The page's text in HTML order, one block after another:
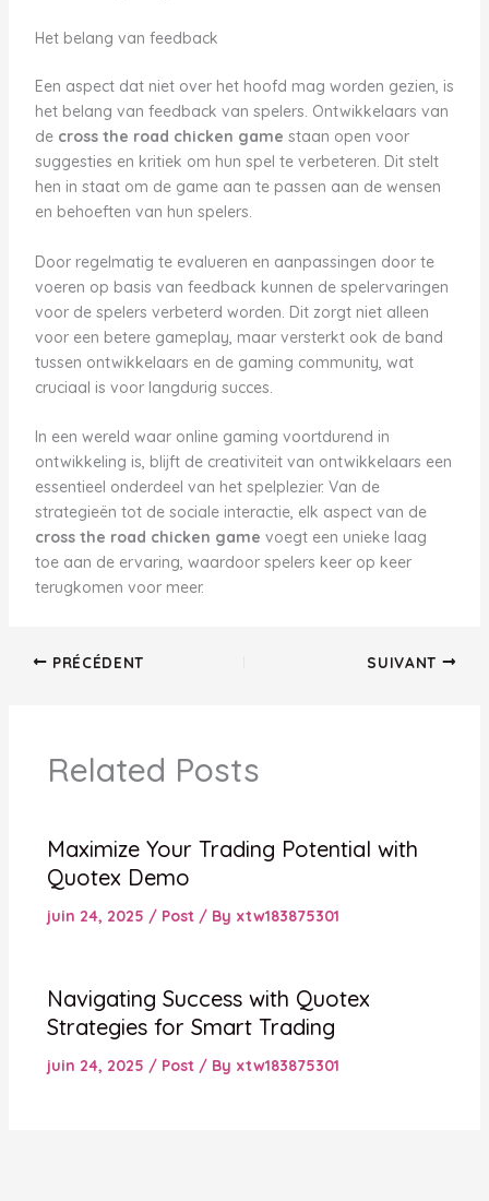
Het belang van feedback
Een aspect dat niet over het hoofd mag worden gezien, is
het belang van feedback van spelers. Ontwikkelaars van
de cross the road chicken game staan open voor
suggesties en kritiek om hun spel te verbeteren. Dit stelt
hen in staat om de game aan te passen aan de wensen
en behoeften van hun spelers.
Door regelmatig te evalueren en aanpassingen door te
voeren op basis van feedback kunnen de spelervaringen
voor de spelers verbeterd worden. Dit zorgt niet alleen
voor een betere gameplay, maar versterkt ook de band
tussen ontwikkelaars en de gaming community, wat
cruciaal is voor langdurig succes.
In een wereld waar online gaming voortdurend in
ontwikkeling is, blijft de creativiteit van ontwikkelaars een
essentieel onderdeel van het spelplezier. Van de
strategieën tot de sociale interactie, elk aspect van de
cross the road chicken game voegt een unieke laag
toe aan de ervaring, waardoor spelers keer op keer
terugkomen voor meer.
PRÉCÉDENT SUIVANT
Related Posts
Maximize Your Trading Potential with
Quotex Demo
juin 24, 2025 / Post/ By xtw183875301
Navigating Success with Quotex
Strategies for Smart Trading
juin 24, 2025 / Post/ By xtw183875301